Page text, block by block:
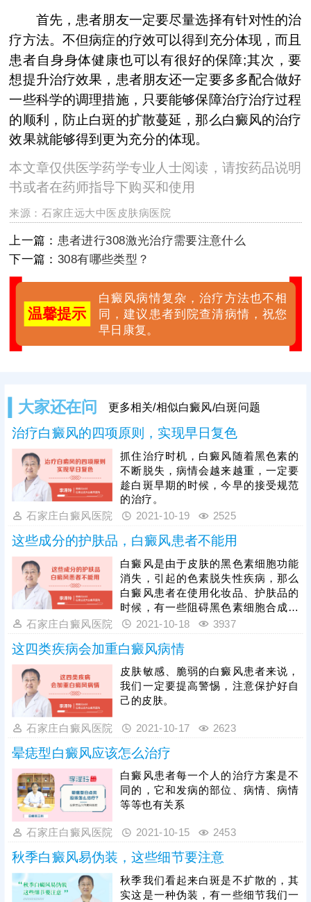
首先，患者朋友一定要尽量选择有针对性的治
疗方法。不但病症的疗效可以得到充分体现，而且
患者自身身体健康也可以有很好的保障;其次，要
想提升治疗效果，患者朋友还一定要多多配合做好
一些科学的调理措施，只要能够保障治疗治疗过程
的顺利，防止白斑的扩散蔓延，那么白癜风的治疗
效果就能够得到更为充分的体现。
本文章仅供医学药学专业人士阅读，请按药品说明
书或者在药师指导下购买和使用
来源：石家庄远大中医皮肤病医院
上一篇： 患者进行308激光治疗需要注意什么
下一篇： 308有哪些类型？
温馨提示
白癜风病情复杂，治疗方法也不相
同，建议患者到院查清病情，祝您
早日康复。
大家还在问 更多相关/相似白癜风/白斑问题
治疗白癜风的四项原则，实现早日复色
抓住治疗时机，白癜风随着黑色素的
不断脱失，病情会越来越重，一定要
趁白斑早期的时候，今早的接受规范
的治疗。
石家庄白癜风医院 2021-10-19 2525
这些成分的护肤品，白癜风患者不能用
白癜风是由于皮肤的黑色素细胞功能
消失，引起的色素脱失性疾病，那么
白癜风患者在使用化妆品、护肤品的
时候，有一些阻碍黑色素细胞合成的
成分。
石家庄白癜风医院 2021-10-18 3937
这四类疾病会加重白癜风病情
皮肤敏感、脆弱的白癜风患者来说，
我们一定要提高警惕，注意保护好自
己的皮肤。
石家庄白癜风医院 2021-10-17 2623
晕痣型白癜风应该怎么治疗
白癜风患者每一个人的治疗方案是不
同的，它和发病的部位、病情、病情
等等也有关系
石家庄白癜风医院 2021-10-15 2453
秋季白癜风易伪装，这些细节要注意
秋季我们看起来白斑是不扩散的，其
实这是一种伪装，有一些细节我们一